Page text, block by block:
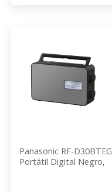
Panasonic RF-D30BTEG
Portátil Digital Negro,